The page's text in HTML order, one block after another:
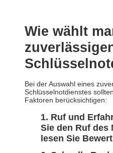
Wie wählt
Bei der Auswahl eines
Schlüsselnotdienstes
Faktoren berücksichtigen:
Ruf und
Sie den Ruf des
lesen Sie